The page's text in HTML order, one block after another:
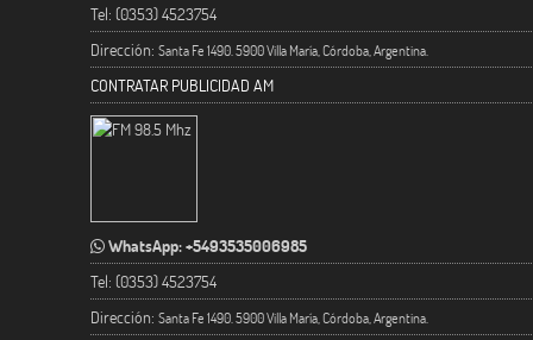
Tel: (0353) 4523754
Dirección: Santa Fe 1490. 5900 Villa María, Córdoba, Argentina.
CONTRATAR PUBLICIDAD AM
WhatsApp: +5493535006985
Tel: (0353) 4523754
Dirección: Santa Fe 1490. 5900 Villa María, Córdoba, Argentina.